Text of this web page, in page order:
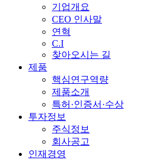
기업개요
CEO 인사말
연혁
C.I
찾아오시는 길
제품
핵심연구역량
제품소개
특허·인증서·수상
투자정보
주식정보
회사공고
인재경영